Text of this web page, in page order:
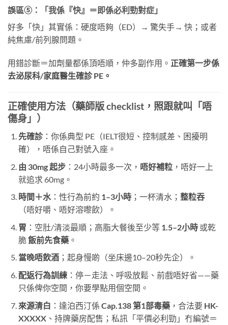
誤區⑤：
「我係『快』＝即係必利勁對症」
好多「快」其實係：硬度唔夠（ED）→ 驚失手→ 快；或者
純焦慮/前列腺問題。
用錯診斷＝加劑量都係頂唔順，仲多副作用。 正確第一步係
去泌尿科/家庭醫生確診 PE。
正確使用方法（藥師版 checklist，照跟就叫「唔
傷身」）
先確診：你係典型 PE（IELT很短、控制感差、困擾明
確），唔係自己對號入座。
由 30mg 起步：24小時最多一次， 唔好補粒，唔好一上
就追求 60mg。
時間＋水：性行為前約 1–3小時；一杯清水； 整粒吞
（唔好嚼、唔好溶嚟飲）。
胃 ：空肚/清淡最順；高脂大餐後至少等 1.5–2小時​ 或乾
脆飯前先食藥。
當晚唔飲酒；起身慢啲（坐床邊10–20秒先企）。
配返行為訓練：停－走法、呼吸放鬆、前戲唔好省——藥
只係俾你空間，你要學點用個空間。
來源清白 ：達泊西汀係 Cap.138 第1部毒藥，合法要 HK-
XXXXX、持牌藥房配售；私訊「平價必利勁」冇編號＝